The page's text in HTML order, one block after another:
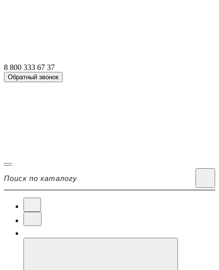
8 800 333 67 37
Обратный звонок